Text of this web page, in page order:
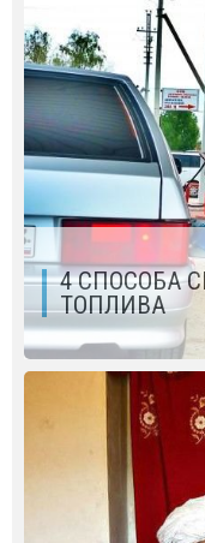
4 СПОСОБА
ТОПЛИВА